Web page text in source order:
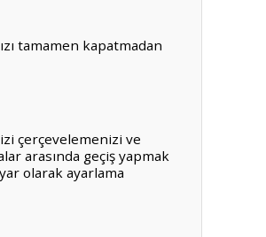
tamamen kapatmadan
çerçevelemenizi ve
arasında geçiş yapmak
olarak ayarlama